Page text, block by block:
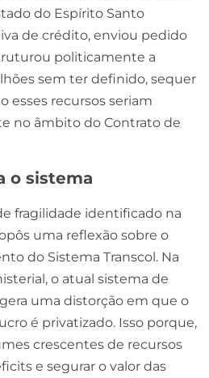
do Espírito Santo
de crédito, enviou pedido
politicamente a
sem ter definido, sequer
esses recursos seriam
no âmbito do Contrato de
o sistema
fragilidade identificado na
uma reflexão sobre o
do Sistema Transcol. Na
o atual sistema de
uma distorção em que o
é privatizado. Isso porque,
crescentes de recursos
e segurar o valor das